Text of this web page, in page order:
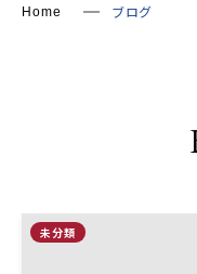
Home ブログ
未分類